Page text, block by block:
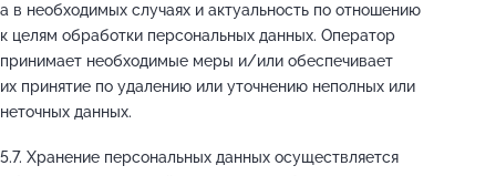
а в необходимых случаях и актуальность по отношению
к целям обработки персональных данных. Оператор
принимает необходимые меры и/или обеспечивает
их принятие по удалению или уточнению неполных или
неточных данных.
5.7. Хранение персональных данных осуществляется